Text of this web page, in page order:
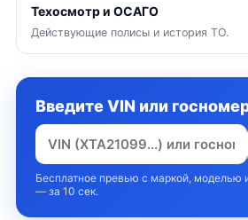
Техосмотр и ОСАГО
Действующие полисы и история ТО.
Введите VIN или
Бесплатное превью с маркой,
— за 10 сек.